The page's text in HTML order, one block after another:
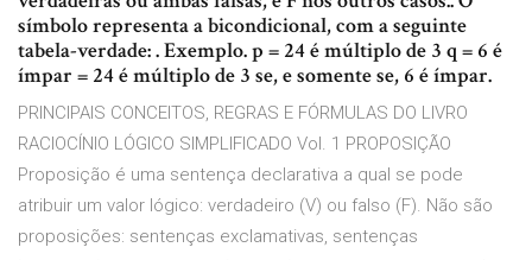
símbolo representa a bicondicional, com a seguinte
tabela-verdade: . Exemplo. p = 24 é múltiplo de 3 q = 6 é
ímpar = 24 é múltiplo de 3 se, e somente se, 6 é ímpar.
PRINCIPAIS CONCEITOS, REGRAS E FÓRMULAS DO LIVRO
RACIOCÍNIO LÓGICO SIMPLIFICADO Vol. 1 PROPOSIÇÃO
Proposição é uma sentença declarativa a qual se pode
atribuir um valor lógico: verdadeiro (V) ou falso (F). Não são
proposições: sentenças exclamativas, sentenças